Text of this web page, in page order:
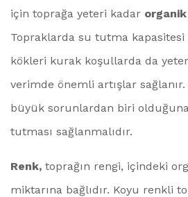
için toprağa yeteri kadar
Topraklarda su tutma kapasitesi
kökleri kurak koşullarda da
verimde önemli artışlar sağlanır.
büyük sorunlardan biri
tutması sağlanmalıdır.
Renk, toprağın rengi, içindeki
miktarına bağlıdır. Koyu renkli